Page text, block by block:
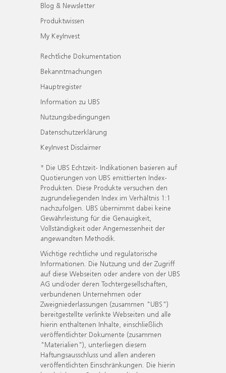
Blog & Newsletter
Produktwissen
My KeyInvest
Rechtliche Dokumentation
Bekanntmachungen
Hauptregister
Information zu UBS
Nutzungsbedingungen
Datenschutzerklärung
KeyInvest Disclaimer
* Die UBS Echtzeit- Indikationen basieren auf
Quotierungen von UBS emittierten Index-
Produkten. Diese Produkte versuchen den
zugrundeliegenden Index im Verhältnis 1:1
nachzufolgen. UBS übernimmt dabei keine
Gewährleistung für die Genauigkeit,
Vollständigkeit oder Angemessenheit der
angewandten Methodik.
Wichtige rechtliche und regulatorische
Informationen. Die Nutzung und der Zugriff
auf diese Webseiten oder andere von der UBS
AG und/oder deren Tochtergesellschaften,
verbundenen Unternehmen oder
Zweigniederlassungen (zusammen "UBS")
bereitgestellte verlinkte Webseiten und alle
hierin enthaltenen Inhalte, einschließlich
veröffentlichter Dokumente (zusammen
"Materialien"), unterliegen diesem
Haftungsausschluss und allen anderen
veröffentlichten Einschränkungen. Die hierin